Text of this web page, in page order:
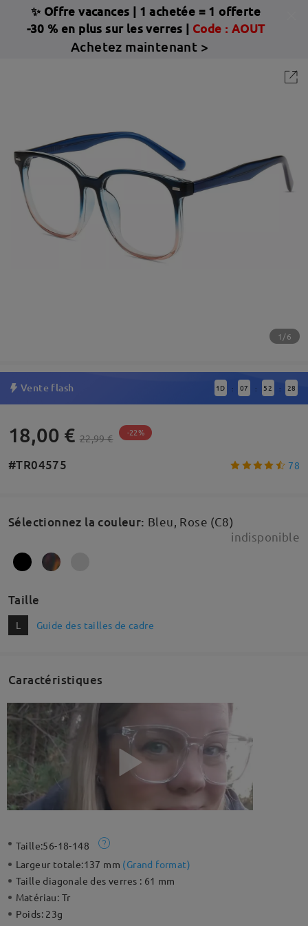
✨ Offre vacances | 1 achetée = 1 offerte
-30 % en plus sur les verres | Code : AOUT
Achetez maintenant >
1/6
Vente flash 1 D : 07 : 52 : 27
18,00 € 22,99 € -22%
#TR04575 78
Sélectionnez la couleur: Bleu, Rose (C8)
indisponible
Taille
L Guide des tailles de cadre
Caractéristiques
Taille:56-18-148
Largeur totale:137 mm (Grand format)
Taille diagonale des verres : 61 mm
Matériau: Tr
Poids: 23g